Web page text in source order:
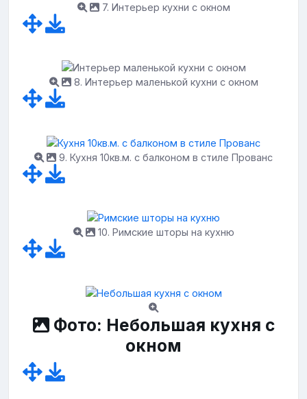
7. Интерьер кухни с окном
8. Интерьер маленькой кухни с окном
9. Кухня 10кв.м. с балконом в стиле Прованс
10. Римские шторы на кухню
Фото: Небольшая кухня с
окном